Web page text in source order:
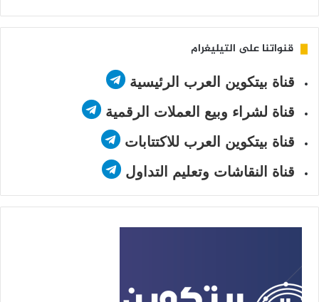
قنواتنا على التيليغرام
قناة بيتكوين العرب الرئيسية
قناة لشراء وبيع العملات الرقمية
قناة بيتكوين العرب للاكتتابات
قناة النقاشات وتعليم التداول